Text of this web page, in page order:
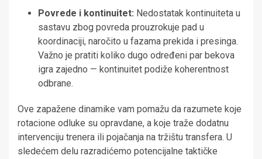
Povrede i kontinuitet: Nedostatak kontinuiteta u
sastavu zbog povreda prouzrokuje pad u
koordinaciji, naročito u fazama prekida i presinga.
Važno je pratiti koliko dugo određeni par bekova
igra zajedno — kontinuitet podiže koherentnost
odbrane.
Ove zapažene dinamike vam pomažu da razumete koje
rotacione odluke su opravdane, a koje traže dodatnu
intervenciju trenera ili pojačanja na tržištu transfera. U
sledećem delu razradićemo potencijalne taktičke